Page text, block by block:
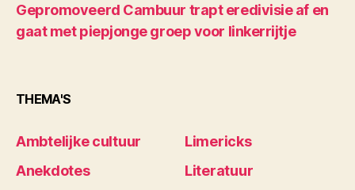
Gepromoveerd Cambuur trapt eredivisie af en
gaat met piepjonge groep voor linkerrijtje
THEMA'S
Ambtelijke cultuur
Anekdotes
Limericks
Literatuur